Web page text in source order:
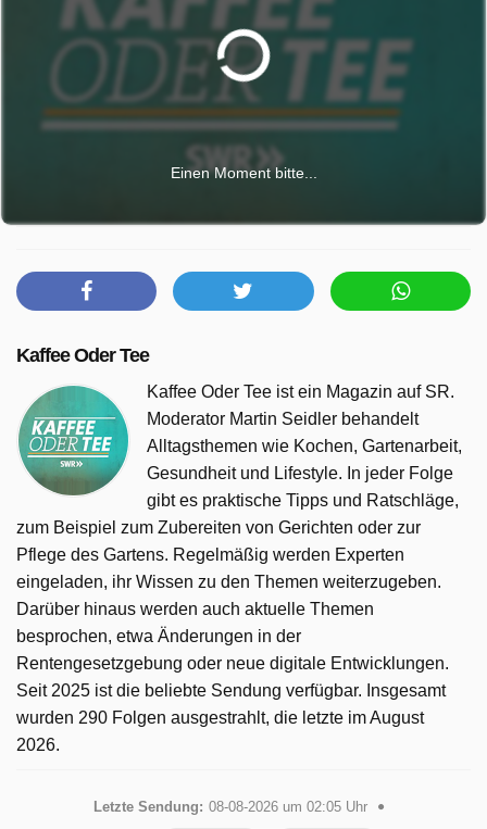
Einen Moment bitte...
Kaffee Oder Tee
Kaffee Oder Tee ist ein Magazin auf SR.
Moderator Martin Seidler behandelt
Alltagsthemen wie Kochen, Gartenarbeit,
Gesundheit und Lifestyle. In jeder Folge
gibt es praktische Tipps und Ratschläge,
zum Beispiel zum Zubereiten von Gerichten oder zur
Pflege des Gartens. Regelmäßig werden Experten
eingeladen, ihr Wissen zu den Themen weiterzugeben.
Darüber hinaus werden auch aktuelle Themen
besprochen, etwa Änderungen in der
Rentengesetzgebung oder neue digitale Entwicklungen.
Seit 2025 ist die beliebte Sendung verfügbar. Insgesamt
wurden 290 Folgen ausgestrahlt, die letzte im August
2026.
Letzte Sendung: 08-08-2026 um 02:05 Uhr